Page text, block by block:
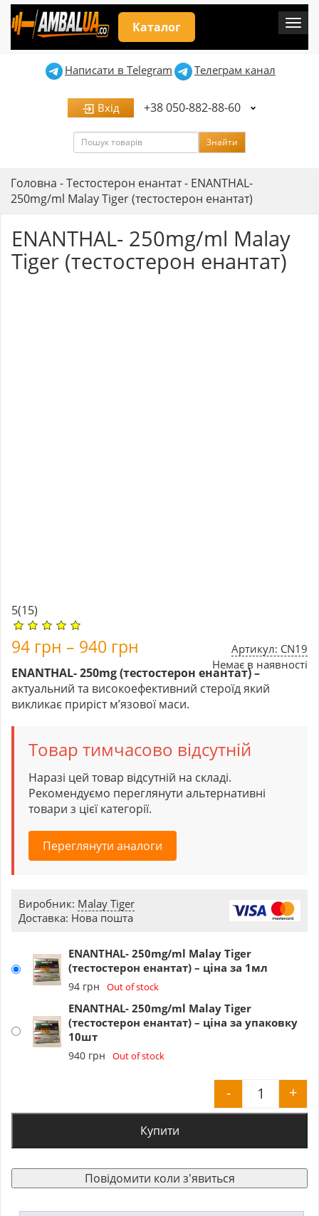
Каталог
Написати в Telegram Телеграм канал
Вхід +38 050-882-88-60
Пошук Знайти
Головна -Тестостерон енантат- ENANTHAL-
250mg/ml Malay Tiger (тестостерон енантат)
ENANTHAL- 250mg/ml Malay
Tiger (тестостерон енантат)
5(15)
Артикул: CN19
Немає в наявності
94 грн – 940 грн
ENANTHAL- 250mg (тестостерон енантат) –
актуальний та високоефективний стероїд який
викликає приріст м’язової маси.
Товар тимчасово відсутній
Наразі цей товар відсутній на складі.
Рекомендуємо переглянути альтернативні
товари з цієї категорії.
Переглянути аналоги
Виробник: Malay Tiger
Доставка: Нова пошта
ENANTHAL- 250mg/ml Malay Tiger
(тестостерон енантат) – ціна за 1мл
94 грн Out of stock
ENANTHAL- 250mg/ml Malay Tiger
(тестостерон енантат) – ціна за упаковку
10шт
940 грн Out of stock
- +
Купити
Повідомити коли з'явиться